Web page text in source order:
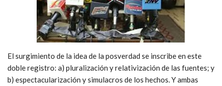
El surgimiento de la idea de la posverdad se inscribe en este
doble registro: a) pluralización y relativización de las fuentes; y
b) espectacularización y simulacros de los hechos. Y ambas